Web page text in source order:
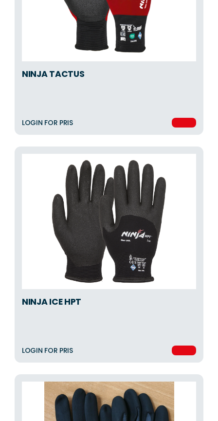
NINJA TACTUS
LOGIN FOR PRIS
NINJA ICE HPT
LOGIN FOR PRIS